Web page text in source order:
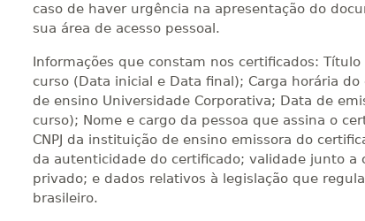
caso de haver urgência na apresentação do
sua área de acesso pessoal.
Informações que constam nos certificados:
curso (Data inicial e Data final); Carga horária
de ensino Universidade Corporativa; Data de
curso); Nome e cargo da pessoa que assina o
CNPJ da instituição de ensino emissora do
da autenticidade do certificado; validade junto
privado; e dados relativos à legislação que
brasileiro.